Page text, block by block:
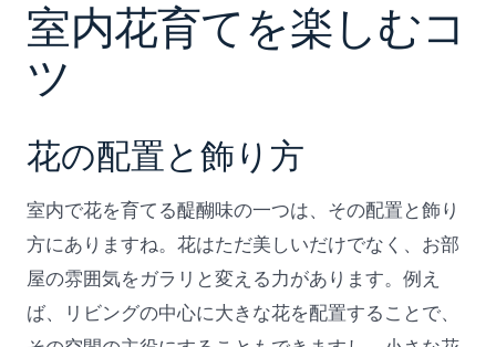
室内花育てを楽しむコ
ツ
花の配置と飾り方
室内で花を育てる醍醐味の一つは、その配置と飾り
方にありますね。花はただ美しいだけでなく、お部
屋の雰囲気をガラリと変える力があります。例え
ば、リビングの中心に大きな花を配置することで、